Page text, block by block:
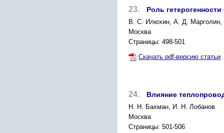
23. Роль
B. С. Илюхин, А. Д.
Москва
Страницы: 498-501
Скачать pdf-версию статьи
24. Влияние
Н. Н. Бахман, И. Н. Лобанов
Москва
Страницы: 501-506